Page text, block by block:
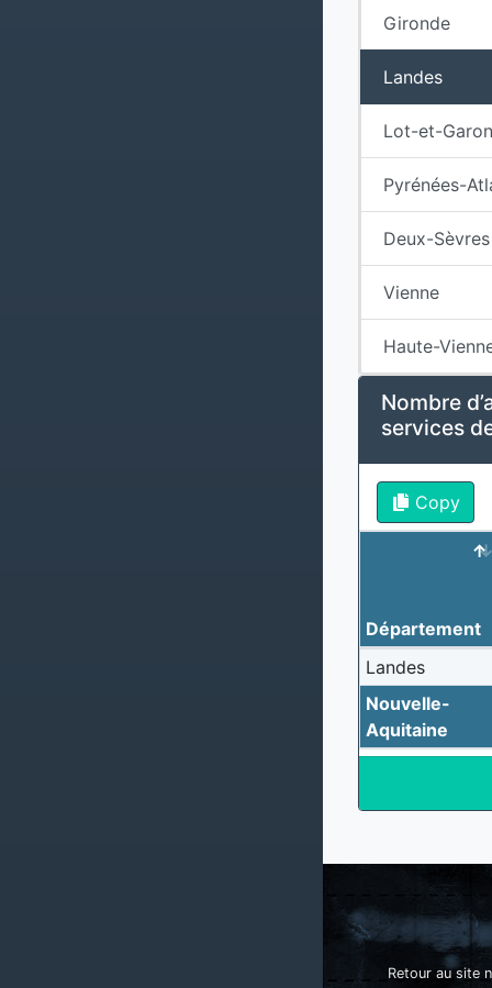
Gironde
Landes
Lot-et-
Pyrénées-
Deux-Sèvres
Vienne
Haute-
Nombre
services
Copy
Département
Landes
Nouvelle-
Aquitaine
Retour au site